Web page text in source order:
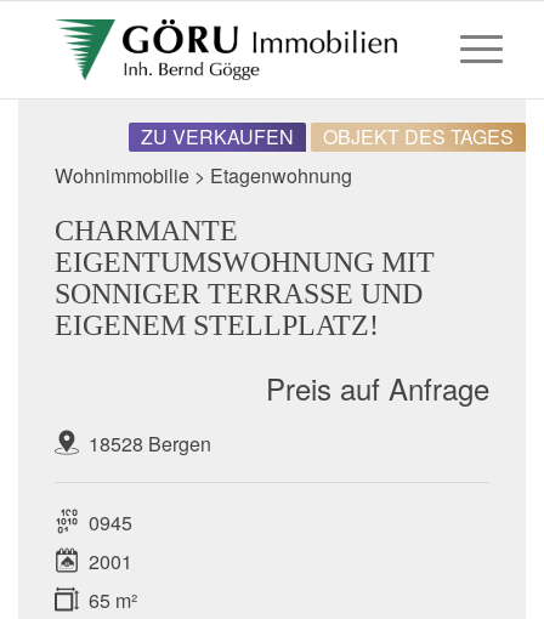
Wohnimmobilie > Etagenwohnung
ZU VERKAUFEN OBJEKT DES TAGES
CHARMANTE
EIGENTUMSWOHNUNG MIT
SONNIGER TERRASSE UND
EIGENEM STELLPLATZ!
18528 Bergen
Preis auf Anfrage
0945
2001
65 m²